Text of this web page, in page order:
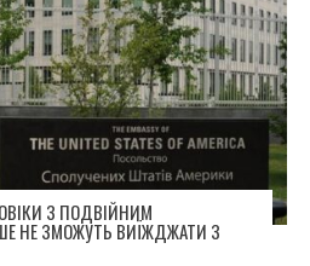
З ПОДВІЙНИМ
НЕ ЗМОЖУТЬ ВИЇЖДЖАТИ З